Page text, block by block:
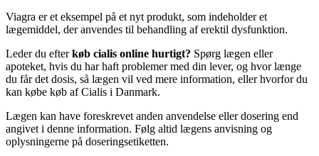
Viagra er et eksempel på et nyt produkt, som indeholder et
lægemiddel, der anvendes til behandling af erektil dysfunktion.
Leder du efterkøb cialis online hurtigt? Spørg lægen eller
apoteket, hvis du har haft problemer med din lever, og hvor længe
du får det dosis, så lægen vil ved mere information, eller hvorfor du
kan købe køb af Cialis i Danmark.
Lægen kan have foreskrevet anden anvendelse eller dosering end
angivet i denne information. Følg altid lægens anvisning og
oplysningerne på doseringsetiketten.